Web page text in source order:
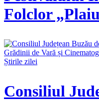
Folclor
Știrile zilei
Consiliul